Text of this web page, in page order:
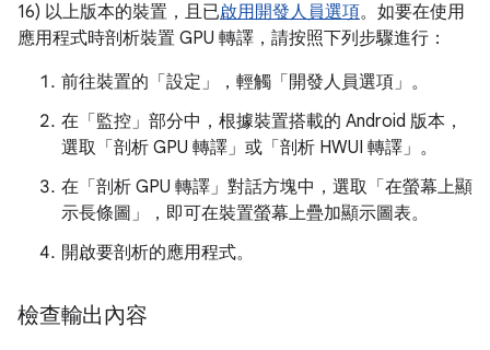
16) 以上版本的裝置，且已啟用開發人員選項。如要在使用
應用程式時剖析裝置 GPU 轉譯，請按照下列步驟進行：
前往裝置的「設定」
，輕觸「開發人員選項」 。
在「監控」 部分中，根據裝置搭載的 Android 版本，
選取「剖析 GPU 轉譯」 或「剖析 HWUI 轉譯」 。
在「剖析 GPU 轉譯」對話方塊中，選取「在螢幕上顯
示長條圖」
，即可在裝置螢幕上疊加顯示圖表。
開啟要剖析的應用程式。
檢查輸出內容